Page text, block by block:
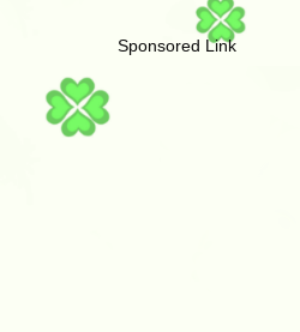
Sponsored Link